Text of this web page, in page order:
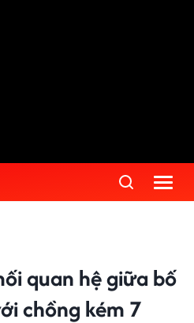
quan hệ giữa bố
chồng kém 7